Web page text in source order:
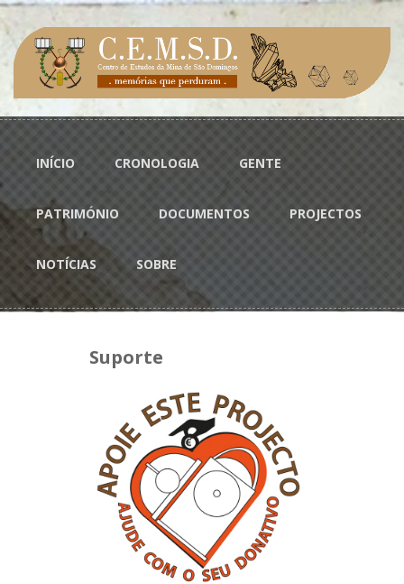
Passar para o conteúdo principal
Menu principal
INÍCIO CRONOLOGIA GENTE
PATRIMÓNIO DOCUMENTOS PROJECTOS
NOTÍCIAS SOBRE
Suporte